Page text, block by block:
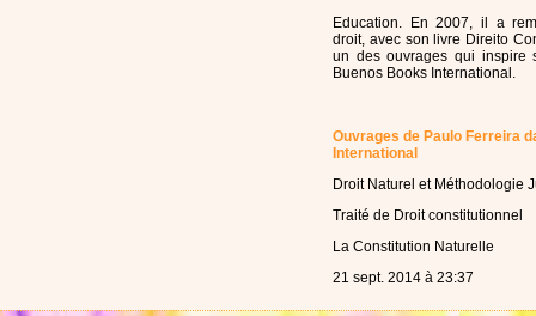
Education. En 2007, il a
droit, avec son livre Direito
un des ouvrages qui inspire
Buenos Books International.
Ouvrages de Paulo Ferreira
International
Droit Naturel et Méthodologie
Traité de Droit constitutionnel
La Constitution Naturelle
21 sept. 2014 à 23:37